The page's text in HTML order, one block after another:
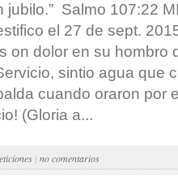
jubilo.” Salmo 107:22
el 27 de sept.
on dolor en su hombro
sintio agua que
cuando oraron por
(Gloria a...
| no comentarios